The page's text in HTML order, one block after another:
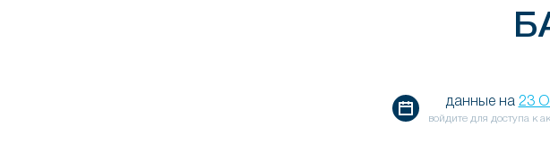
данные на 23
войдите для доступа к